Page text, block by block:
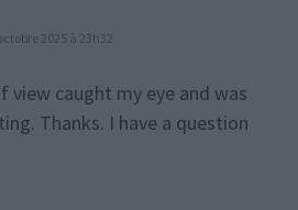
: 2025 à 23h32
view caught my eye and was
Thanks. I have a question